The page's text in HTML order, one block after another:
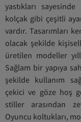
yastıkları
kolçak gibi çeşitli
vardır. Tasarımları
olacak şekilde
üretilen modeller
Sağlam bir yapıya
şekilde kullanım
çekici ve göze hoş
stiller arasından
Oyuncu koltukları,